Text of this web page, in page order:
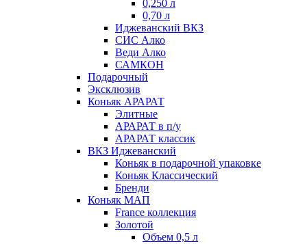
0,250 л
0,70 л
Иджеванский ВКЗ
СИС Алко
Веди Алко
САМКОН
Подарочный
Эксклюзив
Коньяк АРАРАТ
Элитные
АРАРАТ в п/у
АРАРАТ классик
ВКЗ Иджеванский
Коньяк в подарочной упаковке
Коньяк Классический
Бренди
Коньяк МАП
France коллекция
Золотой
Объем 0,5 л